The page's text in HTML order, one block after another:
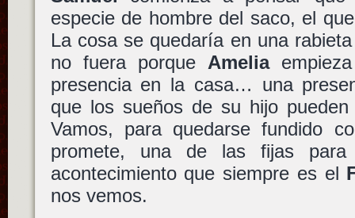
especie de hombre del saco, el
La cosa se quedaría en una
no fuera porque Amelia
presencia en la casa… una
que los sueños de su hijo
Vamos, para quedarse fundido
promete, una de las fijas
acontecimiento que siempre es el
nos vemos.